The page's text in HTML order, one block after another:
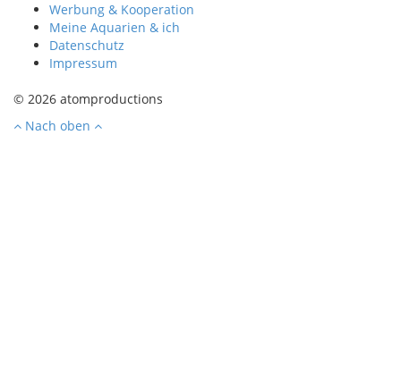
Werbung & Kooperation
Meine Aquarien & ich
Datenschutz
Impressum
© 2026 atomproductions
Nach oben